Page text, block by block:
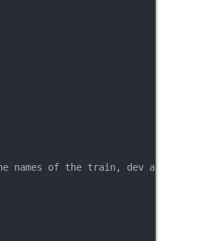
names of the train, dev and test files